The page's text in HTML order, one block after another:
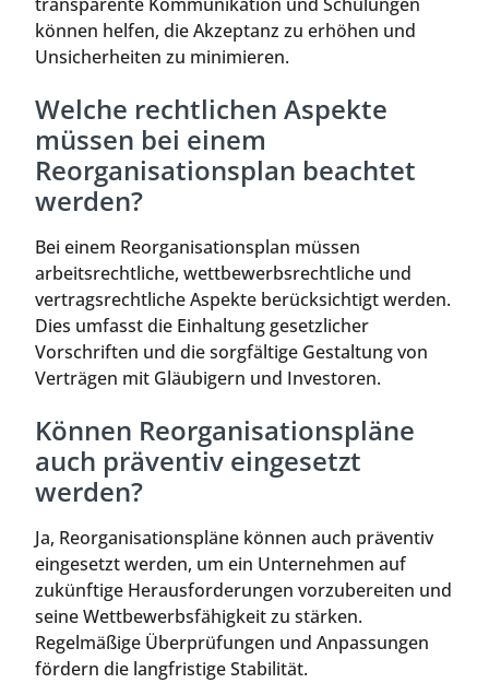
können helfen, die Akzeptanz zu erhöhen und
Unsicherheiten zu minimieren.
Welche rechtlichen Aspekte
müssen bei einem
Reorganisationsplan beachtet
werden?
Bei einem Reorganisationsplan müssen
arbeitsrechtliche, wettbewerbsrechtliche und
vertragsrechtliche Aspekte berücksichtigt werden.
Dies umfasst die Einhaltung gesetzlicher
Vorschriften und die sorgfältige Gestaltung von
Verträgen mit Gläubigern und Investoren.
Können Reorganisationspläne
auch präventiv eingesetzt
werden?
Ja, Reorganisationspläne können auch präventiv
eingesetzt werden, um ein Unternehmen auf
zukünftige Herausforderungen vorzubereiten und
seine Wettbewerbsfähigkeit zu stärken.
Regelmäßige Überprüfungen und Anpassungen
fördern die langfristige Stabilität.